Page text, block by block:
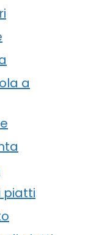
a
piatti